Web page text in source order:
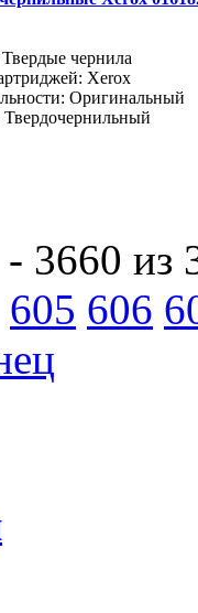
чернила
Xerox
Оригинальный
3660 из
605 606